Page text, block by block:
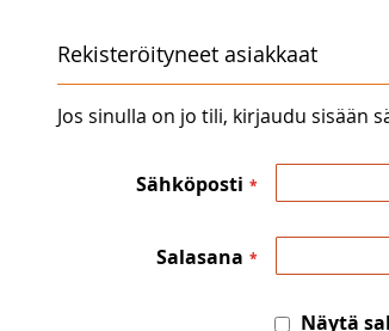
Rekisteröityneet asiakkaat
Jos sinulla on jo tili, kirjaudu sisään
Sähköposti
Salasana
Näytä